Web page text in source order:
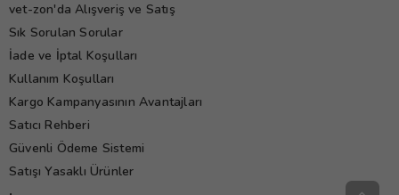
vet-zon'da Alışveriş ve Satış
Sık Sorulan Sorular
İade ve İptal Koşulları
Kullanım Koşulları
Kargo Kampanyasının Avantajları
Satıcı Rehberi
Güvenli Ödeme Sistemi
Satışı Yasaklı Ürünler